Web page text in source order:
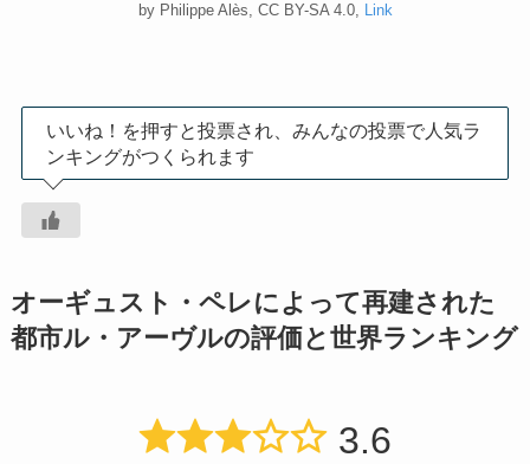
by Philippe Alès, CC BY-SA 4.0, Link
いいね！を押すと投票され、みんなの投票で人気ラ
ンキングがつくられます
オーギュスト・ペレによって再建された
都市ル・アーヴルの評価と世界ランキング
3.6